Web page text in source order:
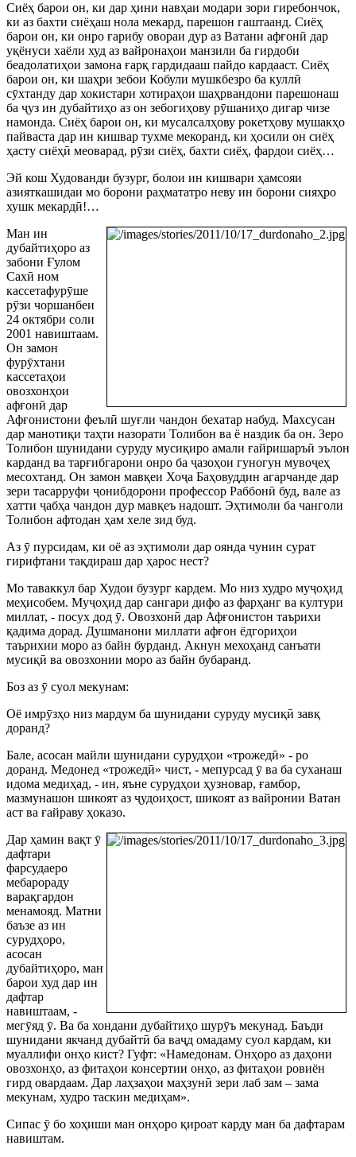
Сиёҳ барои он, ки дар ҳини навҳаи модари зори гиребончок,
ки аз бахти сиёҳаш нола мекард, парешон гаштаанд. Сиёҳ
барои он, ки онро ғарибу овораи дур аз Ватани афғонӣ дар
уқёнуси хаёли худ аз вайронаҳои манзили ба гирдоби
беадолатиҳои замона ғарқ гардидааш пайдо кардааст. Сиёҳ
барои он, ки шаҳри зебои Кобули мушкбезро ба куллӣ
сӯхтанду дар хокистари хотираҳои шаҳрвандони парешонаш
ба ҷуз ин дубайтиҳо аз он зебогиҳову рӯшаниҳо дигар чизе
намонда. Сиёҳ барои он, ки мусалсалҳову рокетҳову мушакҳо
пайваста дар ин кишвар тухме мекоранд, ки ҳосили он сиёҳ
ҳасту сиёҳӣ меоварад, рӯзи сиёҳ, бахти сиёҳ, фардои сиёҳ…
Эй кош Худованди бузург, болои ин кишвари ҳамсояи
азияткашидаи мо борони раҳмататро неву ин борони сияҳро
хушк мекардӣ!…
Ман ин
дубайтиҳоро аз
забони Ғулом
Сахӣ ном
кассетафурӯше
рӯзи чоршанбеи
24 октябри соли
2001 навиштаам.
Он замон
фурӯхтани
кассетаҳои
овозхонҳои
афғонӣ дар
Афғонистони феълӣ шуғли чандон бехатар набуд. Махсусан
дар манотиқи таҳти назорати Толибон ва ё наздик ба он. Зеро
Толибон шунидани суруду мусиқиро амали ғайришаръӣ эълон
карданд ва тарғибгарони онро ба ҷазоҳои гуногун мувоҷеҳ
месохтанд. Он замон мавқеи Хоҷа Баҳовуддин агарчанде дар
зери тасарруфи ҷонибдорони профессор Раббонӣ буд, вале аз
хатти ҷабҳа чандон дур мавқеъ надошт. Эҳтимоли ба чанголи
Толибон афтодан ҳам хеле зид буд.
Аз ӯ пурсидам, ки оё аз эҳтимоли дар оянда чунин сурат
гирифтани тақдираш дар ҳарос нест?
Мо таваккул бар Худои бузург кардем. Мо низ худро муҷоҳид
меҳисобем. Муҷоҳид дар сангари дифо аз фарҳанг ва култури
миллат, - посух дод ӯ. Овозхонӣ дар Афғонистон таърихи
қадима дорад. Душманони миллати афғон ёдгориҳои
таърихии моро аз байн бурданд. Акнун мехоҳанд санъати
мусиқӣ ва овозхонии моро аз байн бубаранд.
Боз аз ӯ суол мекунам:
Оё имрӯзҳо низ мардум ба шунидани суруду мусиқӣ завқ
доранд?
Бале, асосан майли шунидани сурудҳои «трожедӣ» - ро
доранд. Медонед «трожедӣ» чист, - мепурсад ӯ ва ба суханаш
идома медиҳад, - ин, яъне сурудҳои ҳузновар, ғамбор,
мазмунашон шикоят аз ҷудоиҳост, шикоят аз вайронии Ватан
аст ва ғайраву ҳоказо.
Дар ҳамин вақт ӯ
дафтари
фарсудаеро
мебарораду
варақгардон
менамояд. Матни
баъзе аз ин
сурудҳоро,
асосан
дубайтиҳоро, ман
барои худ дар ин
дафтар
навиштаам, -
мегӯяд ӯ. Ва ба хондани дубайтиҳо шурӯъ мекунад. Баъди
шунидани якчанд дубайтӣ ба ваҷд омадаму суол кардам, ки
муаллифи онҳо кист? Гуфт: «Намедонам. Онҳоро аз даҳони
овозхонҳо, аз фитаҳои консертии онҳо, аз фитаҳои ровиён
гирд овардаам. Дар лаҳзаҳои маҳзунӣ зери лаб зам – зама
мекунам, худро таскин медиҳам».
Сипас ӯ бо хоҳиши ман онҳоро қироат карду ман ба дафтарам
навиштам.